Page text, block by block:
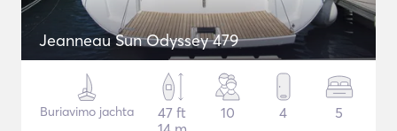
Jeanneau Sun Odyssey 479
Buriavimo jachta
47 ft
10 4 5